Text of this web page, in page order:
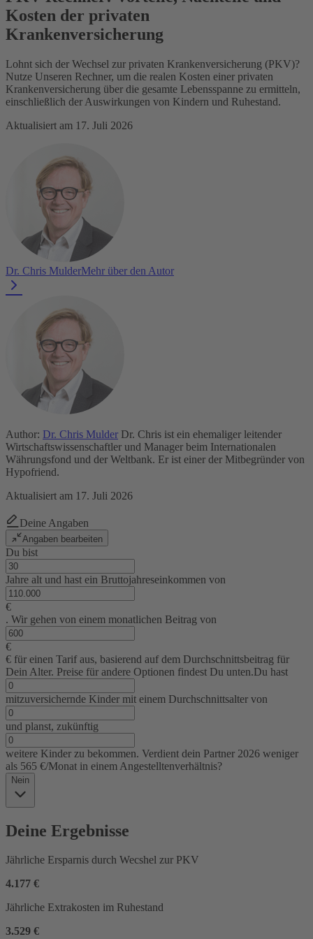
Kosten der privaten
Krankenversicherung
Lohnt sich der Wechsel zur privaten Krankenversicherung (PKV)?
Nutze Unseren Rechner, um die realen Kosten einer privaten
Krankenversicherung über die gesamte Lebensspanne zu ermitteln,
einschließlich der Auswirkungen von Kindern und Ruhestand.
Aktualisiert am 17. Juli 2026
Dr. Chris MulderMehr über den Autor
Author: Dr. Chris Mulder Dr. Chris ist ein ehemaliger leitender
Wirtschaftswissenschaftler und Manager beim Internationalen
Währungsfond und der Weltbank. Er ist einer der Mitbegründer von
Hypofriend.
Aktualisiert am 17. Juli 2026
Deine Angaben
Angaben bearbeiten
Du bist
Jahre alt und hast ein Bruttojahreseinkommen von
€
. Wir gehen von einem monatlichen Beitrag von
€
€ für einen Tarif aus, basierend auf dem Durchschnittsbeitrag für
Dein Alter. Preise für andere Optionen findest Du unten.Du hast
mitzuversichernde Kinder mit einem Durchschnittsalter von
und planst, zukünftig
weitere Kinder zu bekommen. Verdient dein Partner 2026 weniger
als 565 €/Monat in einem Angestelltenverhältnis?
Nein
Deine Ergebnisse
Jährliche Ersparnis durch Wecshel zur PKV
4.177 €
Jährliche Extrakosten im Ruhestand
3.529 €